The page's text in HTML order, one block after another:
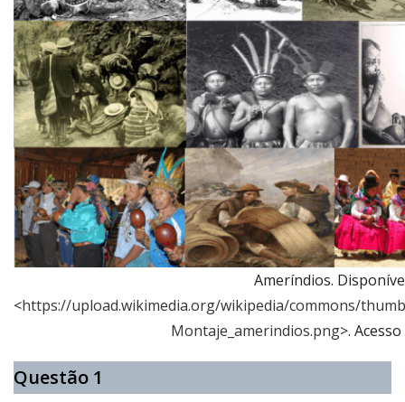
Ameríndios.
<https://upload.wikimedia.org/wikipedia/commons/
Montaje_amerindios.png>.
Questão 1